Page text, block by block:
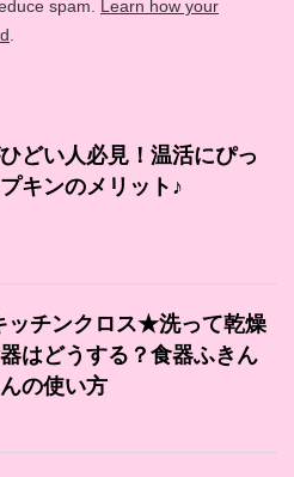
spam.
Learn how your
どい人必見！温活にぴっ
キンのメリット♪
ッチンクロス★洗って乾燥
はどうする？食器ふきん
の使い方